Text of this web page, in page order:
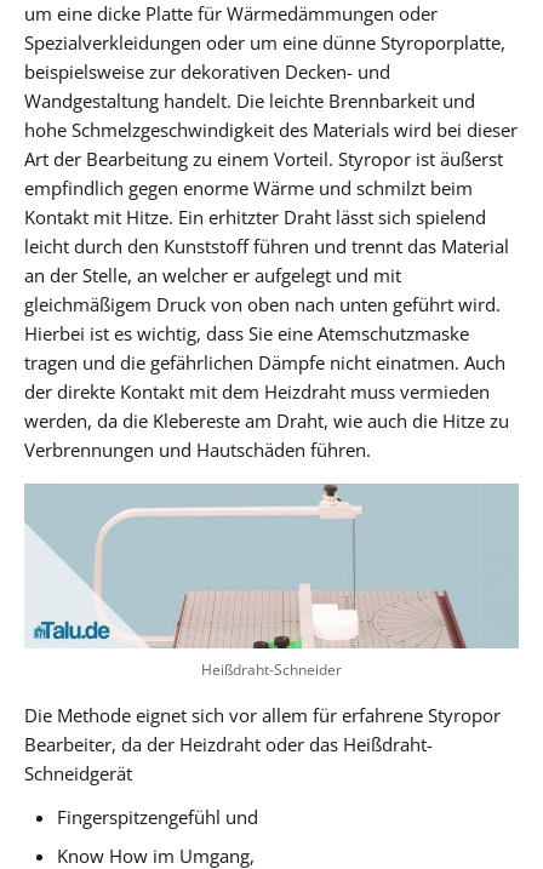
um eine dicke Platte für Wärmedämmungen oder
Spezialverkleidungen oder um eine dünne Styroporplatte,
beispielsweise zur dekorativen Decken- und
Wandgestaltung handelt. Die leichte Brennbarkeit und
hohe Schmelzgeschwindigkeit des Materials wird bei dieser
Art der Bearbeitung zu einem Vorteil. Styropor ist äußerst
empfindlich gegen enorme Wärme und schmilzt beim
Kontakt mit Hitze. Ein erhitzter Draht lässt sich spielend
leicht durch den Kunststoff führen und trennt das Material
an der Stelle, an welcher er aufgelegt und mit
gleichmäßigem Druck von oben nach unten geführt wird.
Hierbei ist es wichtig, dass Sie eine Atemschutzmaske
tragen und die gefährlichen Dämpfe nicht einatmen. Auch
der direkte Kontakt mit dem Heizdraht muss vermieden
werden, da die Klebereste am Draht, wie auch die Hitze zu
Verbrennungen und Hautschäden führen.
Heißdraht-Schneider
Die Methode eignet sich vor allem für erfahrene Styropor
Bearbeiter, da der Heizdraht oder das Heißdraht-
Schneidgerät
Fingerspitzengefühl und
Know How im Umgang,